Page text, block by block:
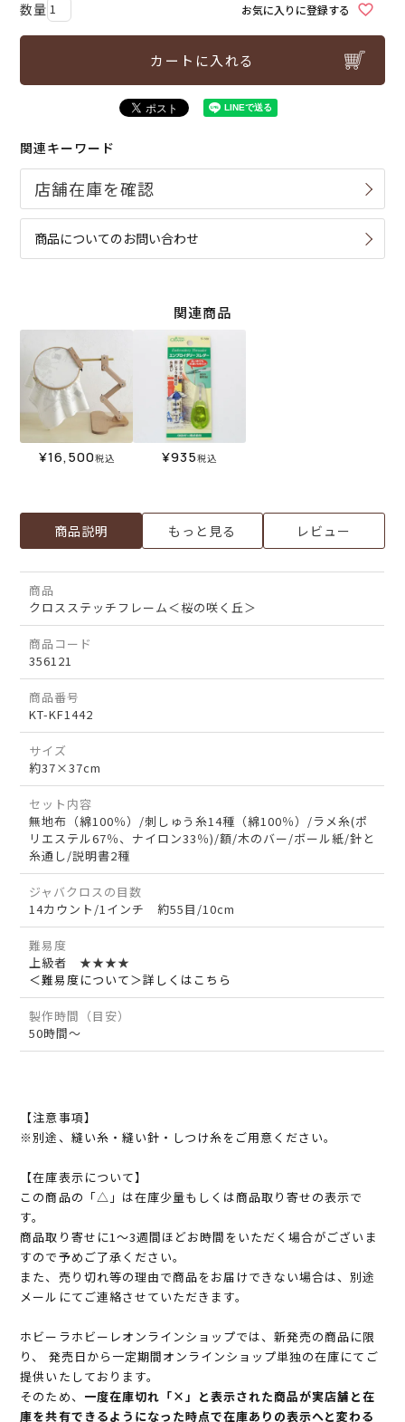
お気に入りに登録する
カートに入れる
関連キーワード
商品についてのお問い合わせ
関連商品
¥16,500税込 ¥935税込
商品説明 もっと見る レビュー
商品
クロスステッチフレーム＜桜の咲く丘＞
商品コード
356121
商品番号
KT-KF1442
サイズ
約37×37cm
セット内容
無地布（綿100％）/刺しゅう糸14種（綿100％）/ラメ糸(ポ
リエステル67％、ナイロン33％)/額/木のバー/ボール紙/針と
糸通し/説明書2種
ジャバクロスの目数
14カウント/1インチ 約55目/10cm
難易度
上級者 ★★★★
＜難易度について＞詳しくはこちら
製作時間（目安）
50時間～
【注意事項】
※別途、縫い糸・縫い針・しつけ糸をご用意ください。
【在庫表示について】
この商品の「△」は在庫少量もしくは商品取り寄せの表示で
す。
商品取り寄せに1～3週間ほどお時間をいただく場合がございま
すので予めご了承ください。
また、売り切れ等の理由で商品をお届けできない場合は、別途
メールにてご連絡させていただきます。
ホビーラホビーレオンラインショップでは、新発売の商品に限
り、 発売日から一定期間オンラインショップ単独の在庫にてご
提供いたしております。
そのため、 一度在庫切れ「×」と表示された商品が実店舗と在
庫を共有できるようになった時点で在庫ありの表示へと変わる